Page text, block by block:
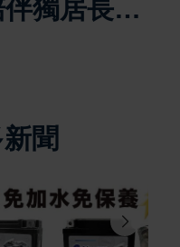
獨居長輩
聞